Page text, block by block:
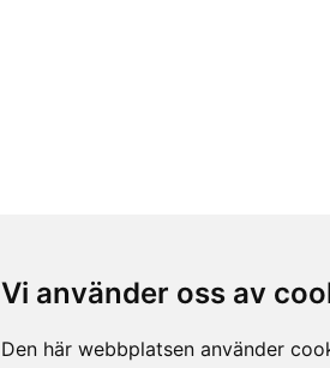
Vi använder oss av
Den här webbplatsen använder